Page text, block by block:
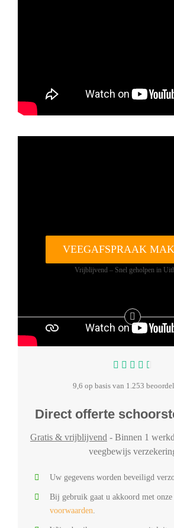
VEEGAFSPRAAK
Vrijblijvend – Snel geholpen in
9,6 op basis van 1.253
Direct offerte
Gratis & vrijblijvend - Binnen 1
veegbewijs
Uw gegevens worden beveiligd
Bij gebruik gaat u akkoord met onze
voorwaarden